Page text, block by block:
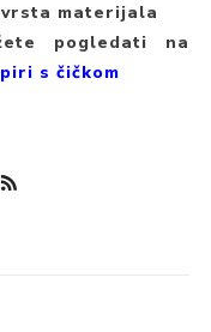
materijala
pogledati na
s čičkom